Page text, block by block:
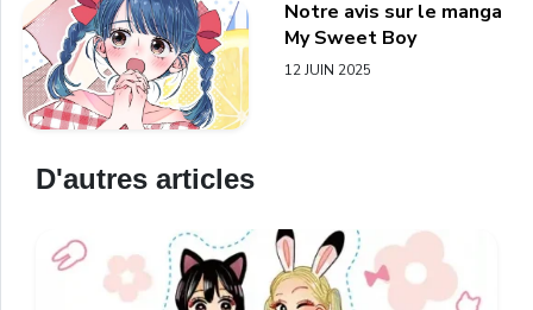
Notre avis sur le manga
My Sweet Boy
12 JUIN 2025
D'autres articles